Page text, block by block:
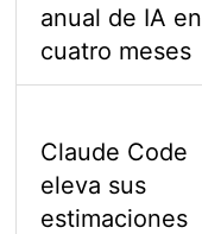
anual de IA en
cuatro meses
Claude Code
eleva sus
estimaciones